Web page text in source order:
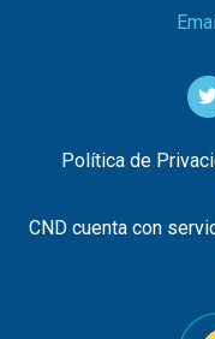
Política de
CND cuenta con